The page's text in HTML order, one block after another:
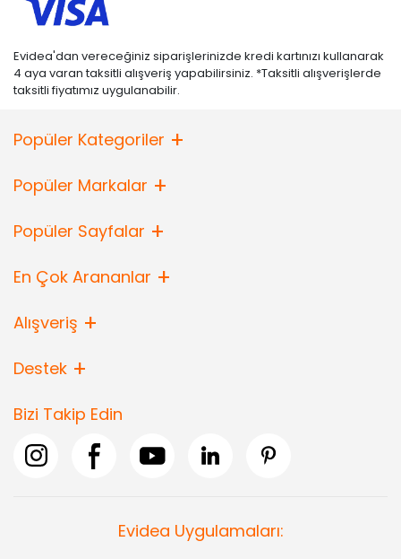
Evidea'dan vereceğiniz siparişlerinizde kredi kartınızı kullanarak
4 aya varan taksitli alışveriş yapabilirsiniz. *Taksitli alışverişlerde
taksitli fiyatımız uygulanabilir.
Popüler Kategoriler
Popüler Markalar
Popüler Sayfalar
En Çok Arananlar
Alışveriş
Destek
Bizi Takip Edin
Evidea Uygulamaları: